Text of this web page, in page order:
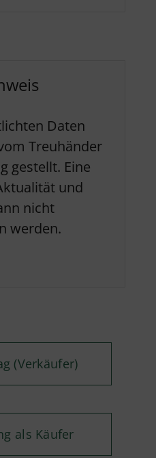
Daten
Treuhänder
gestellt. Eine
und
nicht
werden.
(Verkäufer)
als Käufer